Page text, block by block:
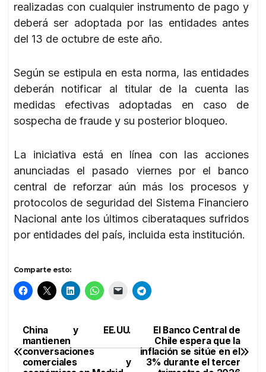
realizadas con cualquier instrumento de pago y
deberá ser adoptada por las entidades antes
del 13 de octubre de este año.
Según se estipula en esta norma, las entidades
deberán notificar al titular de la cuenta las
medidas efectivas adoptadas en caso de
sospecha de fraude y su posterior bloqueo.
La iniciativa está en línea con las acciones
anunciadas el pasado viernes por el banco
central de reforzar aún más los procesos y
protocolos de seguridad del Sistema Financiero
Nacional ante los últimos ciberataques sufridos
por entidades del país, incluida esta institución.
Comparte esto:
Navegación
de
El Banco Central de
Chile espera que la
inflación se sitúe en el
3% durante el tercer
China y EE.UU.
mantienen
conversaciones
comerciales y